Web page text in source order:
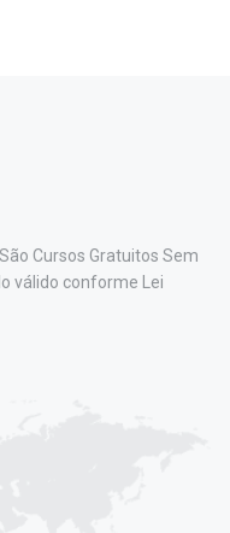
Cursos Gratuitos Sem
válido conforme Lei